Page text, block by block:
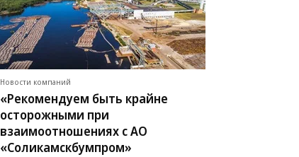
Новости компаний
«Рекомендуем быть крайне
осторожными при
взаимоотношениях с АО
«Соликамскбумпром»